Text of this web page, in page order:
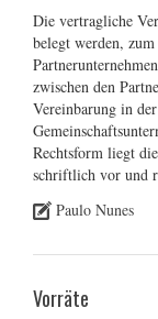
Die vertragliche
belegt werden,
zwischen den
Vereinbarung in
Rechtsform liegt
schriftlich vor und
Paulo Nunes
Vorräte